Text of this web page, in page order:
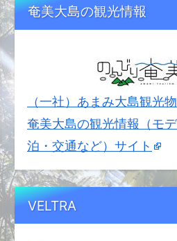
奄美大島の観光情報
（一社）あまみ大島観光
奄美大島の観光情報（モ
泊・交通など）サイト
VELTRA